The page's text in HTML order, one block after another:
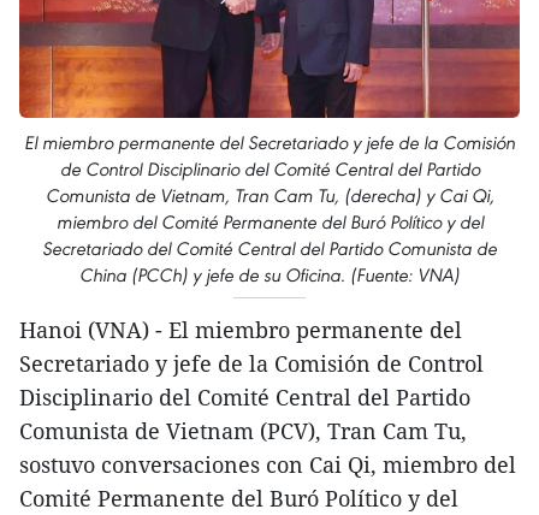
El miembro permanente del Secretariado y jefe de la Comisión
de Control Disciplinario del Comité Central del Partido
Comunista de Vietnam, Tran Cam Tu, (derecha) y Cai Qi,
miembro del Comité Permanente del Buró Político y del
Secretariado del Comité Central del Partido Comunista de
China (PCCh) y jefe de su Oficina. (Fuente: VNA)
Hanoi (VNA) - El miembro permanente del
Secretariado y jefe de la Comisión de Control
Disciplinario del Comité Central del Partido
Comunista de Vietnam (PCV), Tran Cam Tu,
sostuvo conversaciones con Cai Qi, miembro del
Comité Permanente del Buró Político y del